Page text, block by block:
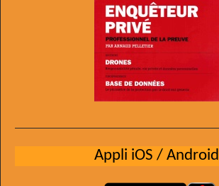
Appli iOS / Android